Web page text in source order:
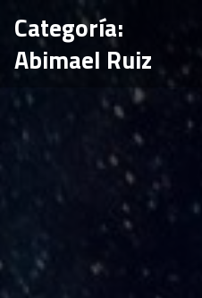
Categoría:
Abimael Ruiz